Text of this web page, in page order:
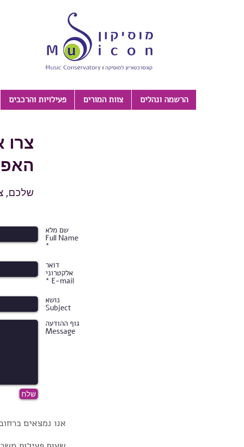
פעילויות והרכבים צוות המורים הרשמה ונהלים
צרו
שלכם,
שם מלא
Full Name
*
דואר
אלקטרוני
E-mail *
נושא
Subject
שלח
גוף ההודעה
Message
אנו נמצאים ברחוב הברוש